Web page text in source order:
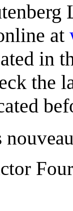
at
in
the